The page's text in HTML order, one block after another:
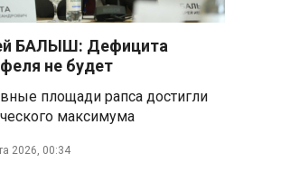
БАЛЫШ: Дефицита
не будет
площади рапса достигли
максимума
2026, 00:34